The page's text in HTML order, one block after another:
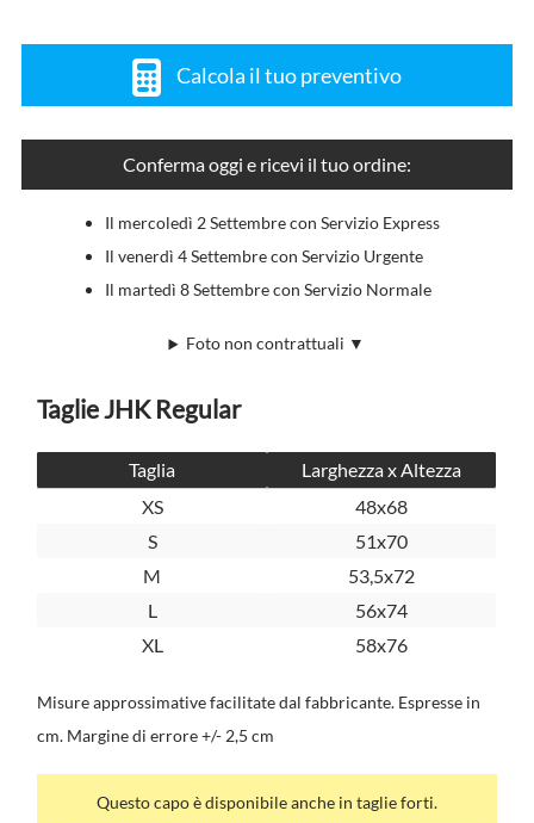
Calcola il tuo preventivo
Conferma oggi e ricevi il tuo ordine:
Il mercoledì 2 Settembre con Servizio Express
Il venerdì 4 Settembre con Servizio Urgente
Il martedì 8 Settembre con Servizio Normale
Foto non contrattuali ▼
Taglie JHK Regular
Taglia
Larghezza x Altezza
XS
48x68
S
51x70
M
53,5x72
L
56x74
XL
58x76
Misure approssimative facilitate dal fabbricante. Espresse in
cm. Margine di errore +/- 2,5 cm
Questo capo è disponibile anche in taglie forti.